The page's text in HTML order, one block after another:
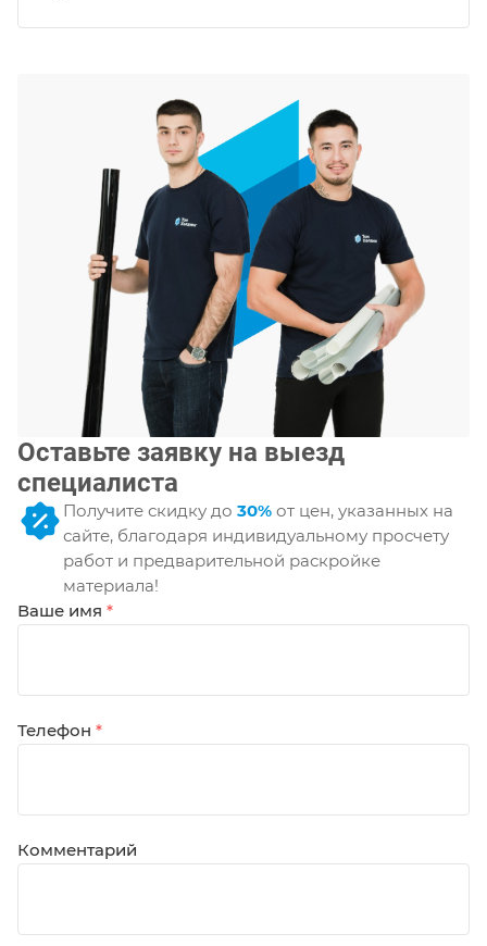
Оставьте заявку на выезд
специалиста
Получите скидку до 30% от цен, указанных на
сайте, благодаря индивидуальному просчету
работ и предварительной раскройке
материала!
Ваше имя *
Телефон *
Комментарий